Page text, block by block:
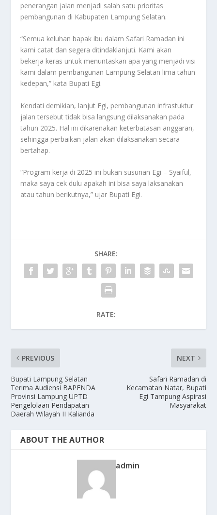
penerangan jalan menjadi salah satu prioritas
pembangunan di Kabupaten Lampung Selatan.
“Semua keluhan bapak ibu dalam Safari Ramadan ini
kami catat dan segera ditindaklanjuti. Kami akan
bekerja keras untuk menuntaskan apa yang menjadi visi
kami dalam pembangunan Lampung Selatan lima tahun
kedepan,” kata Bupati Egi.
Kendati demikian, lanjut Egi, pembangunan infrastuktur
jalan tersebut tidak bisa langsung dilaksanakan pada
tahun 2025. Hal ini dikarenakan keterbatasan anggaran,
sehingga perbaikan jalan akan dilaksanakan secara
bertahap.
“Program kerja di 2025 ini bukan susunan Egi – Syaiful,
maka saya cek dulu apakah ini bisa saya laksanakan
atau tahun berikutnya,” ujar Bupati Egi.
SHARE:
RATE:
PREVIOUS
Bupati Lampung Selatan
Terima Audiensi BAPENDA
Provinsi Lampung UPTD
Pengelolaan Pendapatan
Daerah Wilayah II Kalianda
NEXT
Safari Ramadan di
Kecamatan Natar, Bupati
Egi Tampung Aspirasi
Masyarakat
ABOUT THE AUTHOR
admin